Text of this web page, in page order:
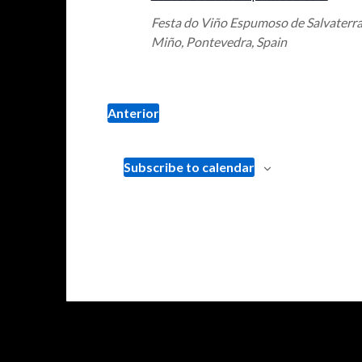
Festa do Viño Espumoso de
Miño, Pontevedra, Spain
Anterior
Subscribe to calendar